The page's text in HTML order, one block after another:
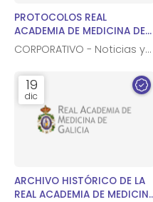
PROTOCOLOS REAL
ACADEMIA DE MEDICINA DE
GALICIA
CORPORATIVO - Noticias y
19
dic
ARCHIVO HISTÓRICO DE LA
REAL ACADEMIA DE